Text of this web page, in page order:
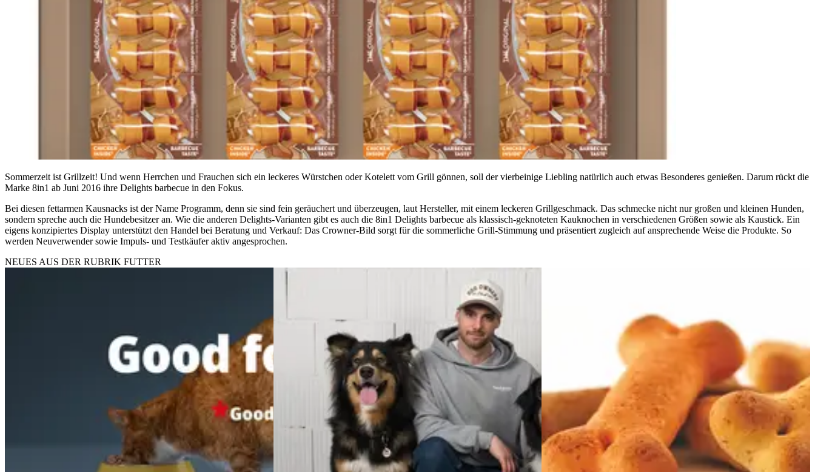
Sommerzeit ist Grillzeit! Und wenn Herrchen und Frauchen sich ein leckeres Würstchen oder Kotelett vom Grill gönnen, soll der vierbeinige Liebling natürlich auch etwas Besonderes genießen. Darum rückt die
Marke 8in1 ab Juni 2016 ihre Delights barbecue in den Fokus.
Bei diesen fettarmen Kausnacks ist der Name Programm, denn sie sind fein geräuchert und überzeugen, laut Hersteller, mit einem leckeren Grillgeschmack. Das schmecke nicht nur großen und kleinen Hunden,
sondern spreche auch die Hundebesitzer an. Wie die anderen Delights-Varianten gibt es auch die 8in1 Delights barbecue als klassisch-geknoteten Kauknochen in verschiedenen Größen sowie als Kaustick. Ein
eigens konzipiertes Display unterstützt den Handel bei Beratung und Verkauf: Das Crowner-Bild sorgt für die sommerliche Grill-Stimmung und präsentiert zugleich auf ansprechende Weise die Produkte. So
werden Neuverwender sowie Impuls- und Testkäufer aktiv angesprochen.
NEUES AUS DER RUBRIK FUTTER